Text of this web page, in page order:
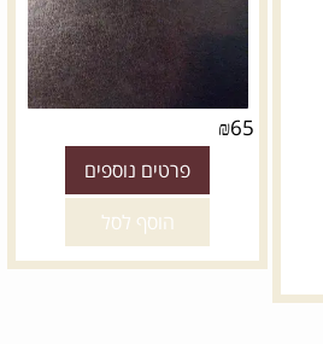
₪65
פרטים נוספים
הוסף לסל